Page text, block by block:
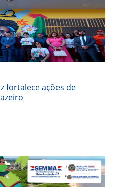
fortalece ações de